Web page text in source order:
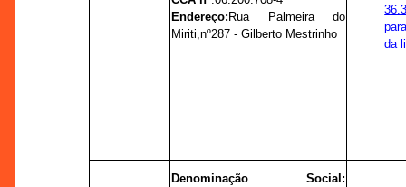
Endereço: Rua Palmeira do
Miriti,nº287 - Gilberto Mestrinho
da
Denominação Social: